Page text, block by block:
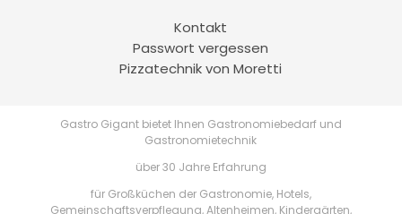
Kontakt
Passwort vergessen
Pizzatechnik von Moretti
Gastro Gigant bietet Ihnen Gastronomiebedarf und
Gastronomietechnik
über 30 Jahre Erfahrung
für Großküchen der Gastronomie, Hotels,
Gemeinschaftsverpflegung, Altenheimen, Kindergärten,